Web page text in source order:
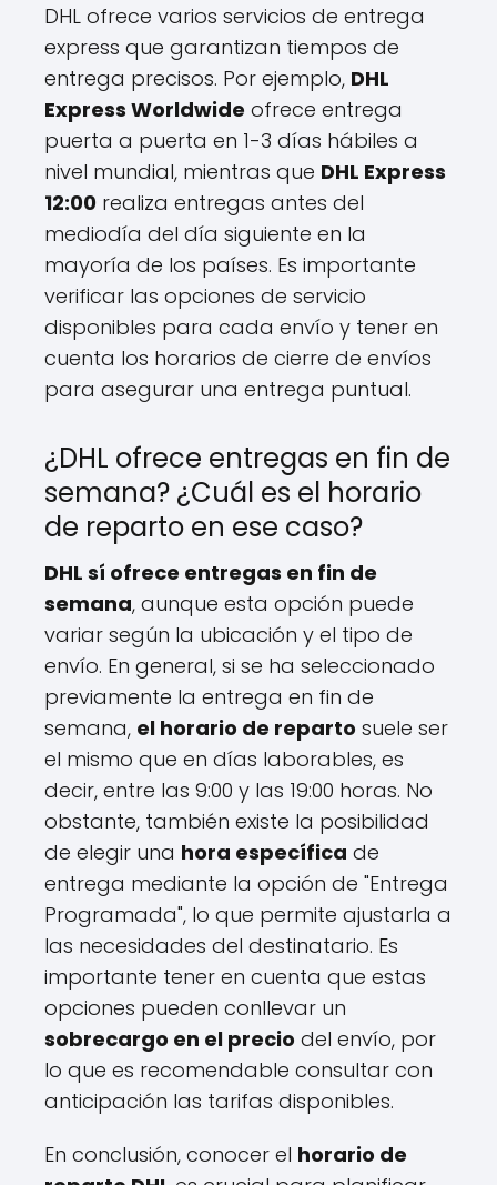
DHL ofrece varios servicios de entrega
express que garantizan tiempos de
entrega precisos. Por ejemplo, DHL
Express Worldwide ofrece entrega
puerta a puerta en 1-3 días hábiles a
nivel mundial, mientras que DHL Express
12:00 realiza entregas antes del
mediodía del día siguiente en la
mayoría de los países. Es importante
verificar las opciones de servicio
disponibles para cada envío y tener en
cuenta los horarios de cierre de envíos
para asegurar una entrega puntual.
¿DHL ofrece entregas en fin de
semana? ¿Cuál es el horario
de reparto en ese caso?
DHL sí ofrece entregas en fin de
semana, aunque esta opción puede
variar según la ubicación y el tipo de
envío. En general, si se ha seleccionado
previamente la entrega en fin de
semana, el horario de reparto suele ser
el mismo que en días laborables, es
decir, entre las 9:00 y las 19:00 horas. No
obstante, también existe la posibilidad
de elegir una hora específica de
entrega mediante la opción de "Entrega
Programada", lo que permite ajustarla a
las necesidades del destinatario. Es
importante tener en cuenta que estas
opciones pueden conllevar un
sobrecargo en el precio del envío, por
lo que es recomendable consultar con
anticipación las tarifas disponibles.
En conclusión, conocer el horario de